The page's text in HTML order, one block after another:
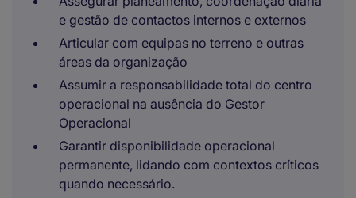
e gestão de contactos internos e externos
Articular com equipas no terreno e outras
áreas da organização
Assumir a responsabilidade total do centro
operacional na ausência do Gestor
Operacional
Garantir disponibilidade operacional
permanente, lidando com contextos críticos
quando necessário.